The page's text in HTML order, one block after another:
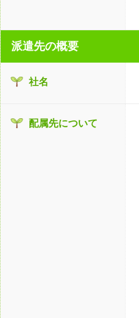
派遣先の概要
社名
配属先について